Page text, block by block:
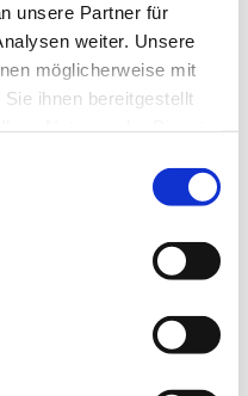
unsere Partner für
weiter. Unsere
möglicherweise mit
ihnen bereitgestellt